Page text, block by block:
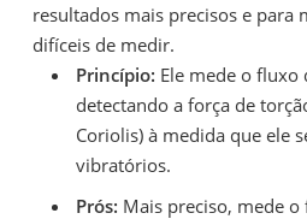
resultados mais precisos e para
difíceis de medir.
Princípio: Ele mede o fluxo
detectando a força de
Coriolis) à medida que ele
vibratórios.
Prós: Mais preciso, mede o